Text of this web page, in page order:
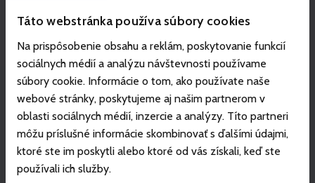
Táto webstránka používa súbory cookies
Na prispôsobenie obsahu a reklám, poskytovanie funkcií
sociálnych médií a analýzu návštevnosti používame
súbory cookie. Informácie o tom, ako používate naše
webové stránky, poskytujeme aj našim partnerom v
oblasti sociálnych médií, inzercie a analýzy. Títo partneri
môžu príslušné informácie skombinovať s ďalšími údajmi,
ktoré ste im poskytli alebo ktoré od vás získali, keď ste
používali ich služby.
In den Warenkorb legen
Partner